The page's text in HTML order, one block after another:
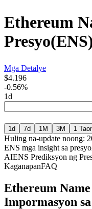
Ethereum
Presyo(ENS
Mga Detalye
$4.196
-0.56%
1d
1d 7d 1M 3M 1
Huling na-update noong:
ENS mga insight sa presyo
AIENS Prediksyon ng
KaganapanFAQ
Ethereum
Impormasyon